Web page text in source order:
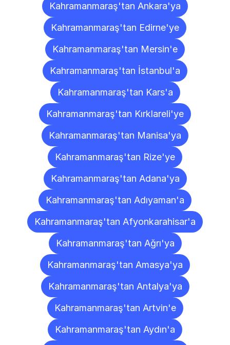
Kahramanmaraş'tan Ankara'ya
Kahramanmaraş'tan Edirne'ye
Kahramanmaraş'tan Mersin'e
Kahramanmaraş'tan İstanbul'a
Kahramanmaraş'tan Kars'a
Kahramanmaraş'tan Kırklareli'ye
Kahramanmaraş'tan Manisa'ya
Kahramanmaraş'tan Rize'ye
Kahramanmaraş'tan Adana'ya
Kahramanmaraş'tan Adıyaman'a
Kahramanmaraş'tan Afyonkarahisar'a
Kahramanmaraş'tan Ağrı'ya
Kahramanmaraş'tan Amasya'ya
Kahramanmaraş'tan Antalya'ya
Kahramanmaraş'tan Artvin'e
Kahramanmaraş'tan Aydın'a